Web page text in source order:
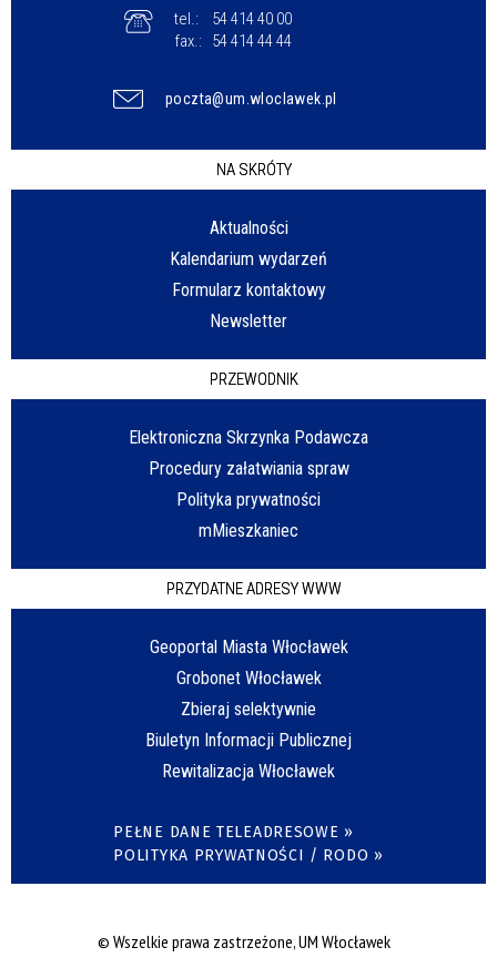
tel.:
54 414 40 00
fax.:
54 414 44 44
poczta@um.wloclawek.pl
NA SKRÓTY
Aktualności
Kalendarium wydarzeń
Formularz kontaktowy
Newsletter
PRZEWODNIK
Elektroniczna Skrzynka Podawcza
Procedury załatwiania spraw
Polityka prywatności
mMieszkaniec
PRZYDATNE ADRESY WWW
Geoportal Miasta Włocławek
Grobonet Włocławek
Zbieraj selektywnie
Biuletyn Informacji Publicznej
Rewitalizacja Włocławek
PEŁNE DANE TELEADRESOWE »
POLITYKA PRYWATNOŚCI / RODO »
© Wszelkie prawa zastrzeżone, UM Włocławek